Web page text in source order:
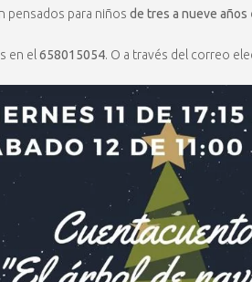
pensados para niños de tres a nueve años
en el 658015054. O a través del correo